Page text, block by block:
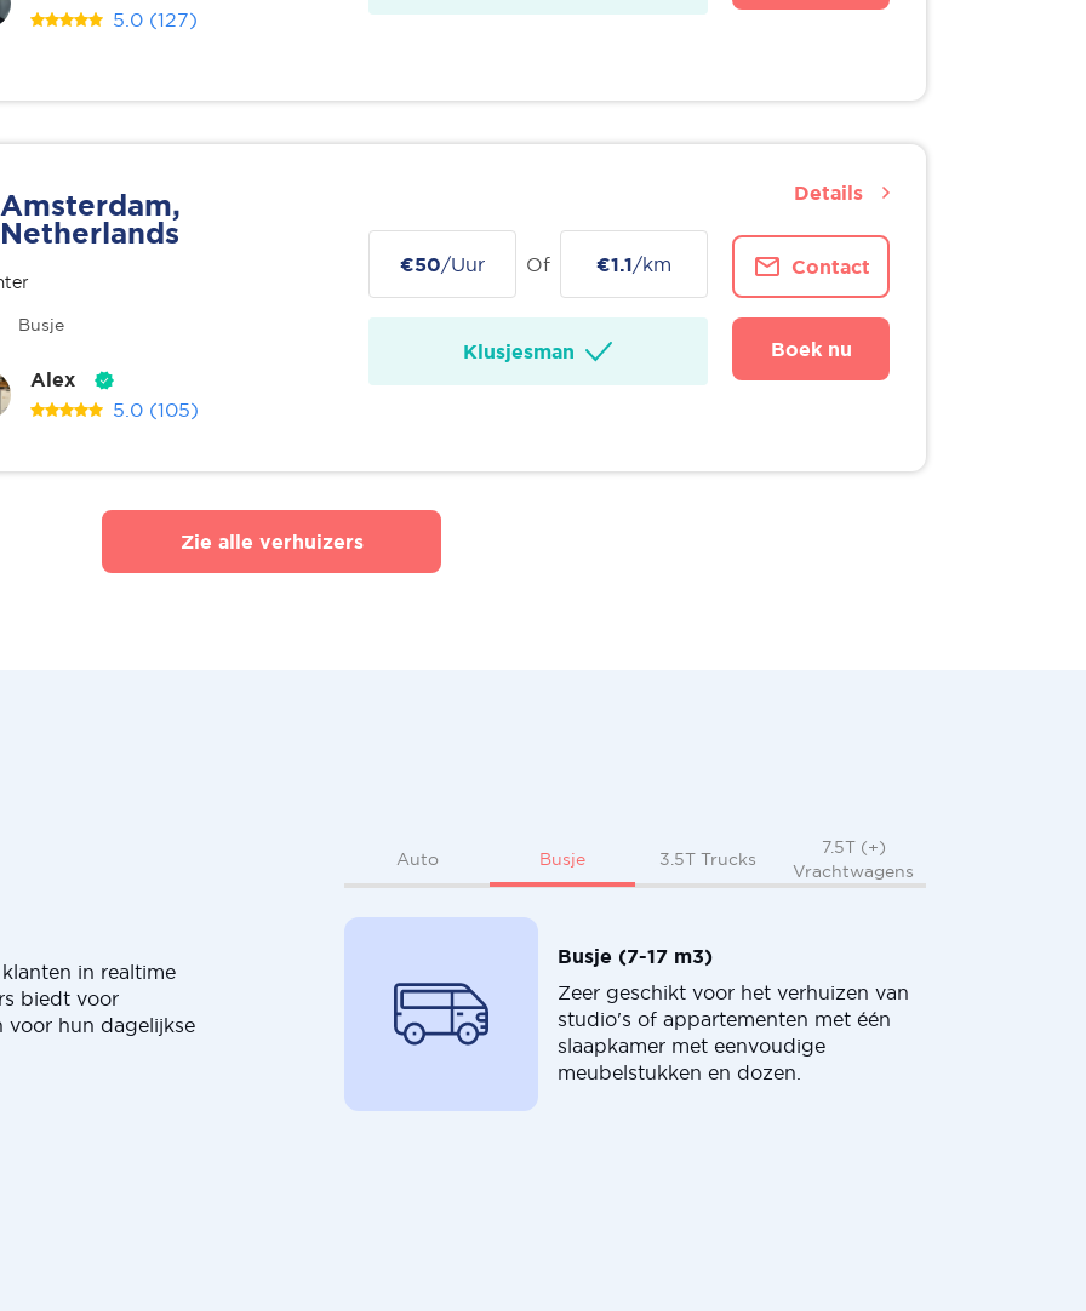
5.0 (127)
Amsterdam,
Netherlands
Busje
Alex
5.0 (105)
€50/Uur Of €1.1/km
Klusjesman
Contact
Boek nu
Details
Zie alle verhuizers
in realtime
biedt voor
voor hun dagelijkse
Auto Busje 3.5T Trucks
7.5T (+)
Vrachtwagens
Busje (7-17 m3)
Zeer geschikt voor het verhuizen van
studio's of appartementen met één
slaapkamer met eenvoudige
meubelstukken en dozen.